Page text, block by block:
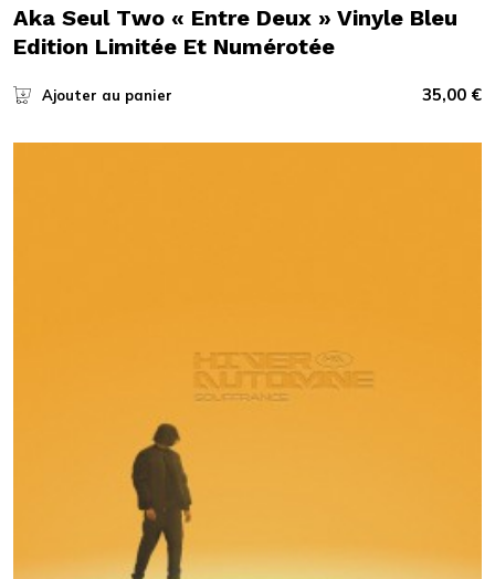
Aka Seul Two « Entre Deux » Vinyle Bleu
Edition Limitée Et Numérotée
Ajouter au panier 35,00 €